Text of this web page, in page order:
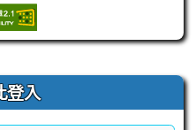
登入